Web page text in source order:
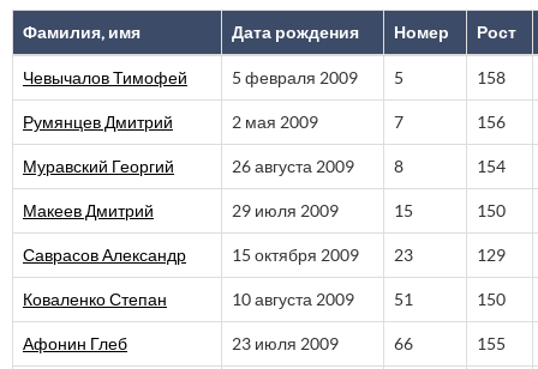
Фамилия, имя Дата рождения Номер Рост
Чевычалов Тимофей 5 февраля 2009 5 158
Румянцев Дмитрий 2 мая 2009 7 156
Муравский Георгий 26 августа 2009 8 154
Макеев Дмитрий 29 июля 2009 15 150
Саврасов Александр 15 октября 2009 23 129
Коваленко Степан 10 августа 2009 51 150
Афонин Глеб 23 июля 2009 66 155